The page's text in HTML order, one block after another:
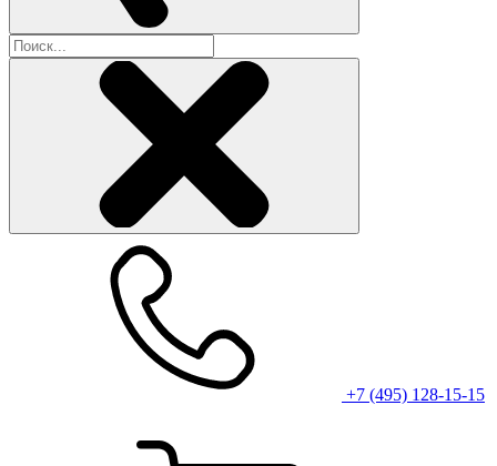
+7 (495) 128-15-15